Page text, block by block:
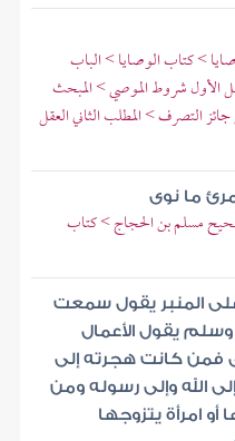
> كتاب الوصايا > الباب
الأول شروط الموصي > المبحث
التصرف > المطلب الثاني العقل
ما نوى
مسلم بن الحجاج > كتاب
المنبر يقول سمعت
يقول الأعمال
فمن كانت هجرته إلى
الله وإلى رسوله ومن
امرأة يتزوجها